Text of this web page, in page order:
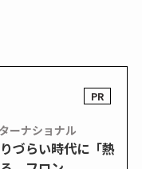
ーナショナル
づらい時代に「熱